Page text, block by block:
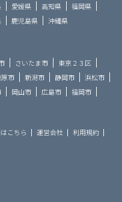
愛媛県 高知県
福岡県
鹿児島県 沖縄県
さいたま市
東京２３区
市 新潟市 静岡市
浜松市
岡山市 広島市
福岡市
こちら 運営会社
利用規約